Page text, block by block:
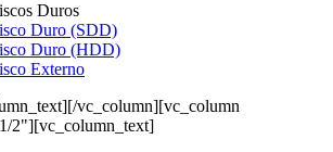
Duros
Duro (SDD)
Duro (HDD)
Externo
vc_column][vc_column
2"][vc_column_text]